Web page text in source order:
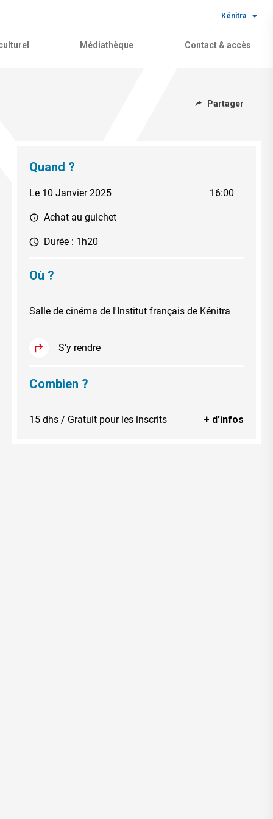
Kénitra
Médiathèque Contact & accès
Partager
Quand ?
Le 10 Janvier 2025 16:00
Achat au guichet
Durée : 1h20
Où ?
Salle de cinéma de l'Institut français de Kénitra
S’y rendre
Combien ?
15 dhs / Gratuit pour les inscrits + d’infos